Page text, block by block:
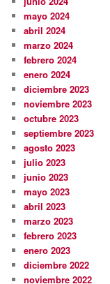
mayo 2024
abril 2024
marzo 2024
febrero 2024
enero 2024
diciembre 2023
noviembre 2023
octubre 2023
septiembre 2023
agosto 2023
julio 2023
junio 2023
mayo 2023
abril 2023
marzo 2023
febrero 2023
enero 2023
diciembre 2022
noviembre 2022